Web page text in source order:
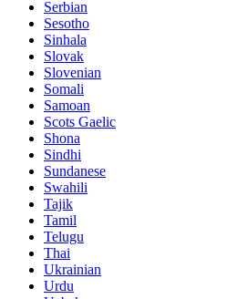
Serbian
Sesotho
Sinhala
Slovak
Slovenian
Somali
Samoan
Scots Gaelic
Shona
Sindhi
Sundanese
Swahili
Tajik
Tamil
Telugu
Thai
Ukrainian
Urdu